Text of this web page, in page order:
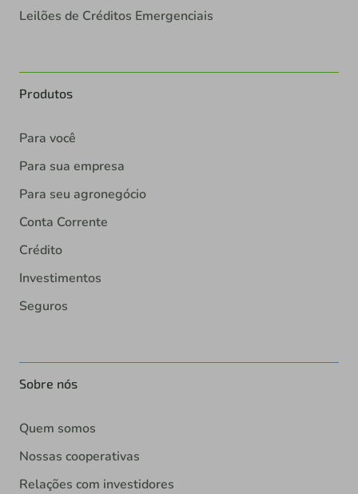
Leilões de Créditos Emergenciais
Produtos
Para você
Para sua empresa
Para seu agronegócio
Conta Corrente
Crédito
Investimentos
Seguros
Sobre nós
Quem somos
Nossas cooperativas
Relações com investidores